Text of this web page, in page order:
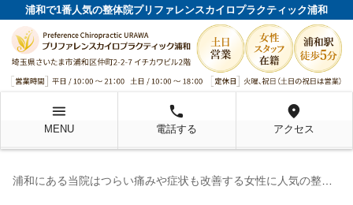
浦和で1番人気の整体院プリファレンスカイロプラクティック浦和
menu
MENU
local_phone
電話する
location_on
アクセス
浦和にある当院はつらい痛みや症状も改善する女性に人気の整体院です！